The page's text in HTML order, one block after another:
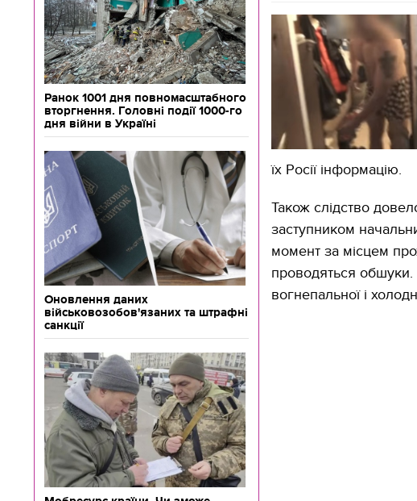
Ранок 1001 дня повномасштабного
вторгнення. Головні події 1000-го
дня війни в Україні
Оновлення даних
військовозобов'язаних та штрафні
санкції
їх Росії інформацію.
Також слідство
заступником
момент за місцем
проводяться
вогнепальної і